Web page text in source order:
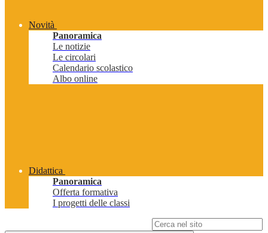
Novità
Panoramica
Le notizie
Le circolari
Calendario scolastico
Albo online
Didattica
Panoramica
Offerta formativa
I progetti delle classi